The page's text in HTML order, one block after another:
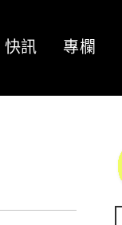
快訊 專欄